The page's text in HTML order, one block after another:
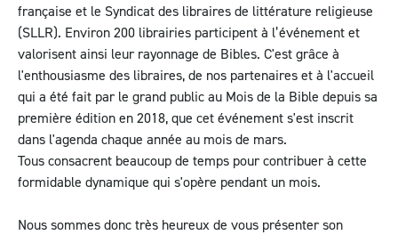
française et le Syndicat des libraires de littérature religieuse
(SLLR). Environ200 librairies participent à l’événement et
valorisent ainsi leur rayonnage de Bibles. C'est grâce à
l'enthousiasme des libraires, de nos partenaires et à l'accueil
qui a été fait par le grand public au Mois de la Bible depuis sa
première édition en 2018, que cet événement s'est inscrit
dans l'agenda chaque année au mois de mars.
Tous consacrent beaucoup de temps pour contribuer à cette
formidable dynamique qui s'opère pendant un mois.
Nous sommes donc très heureux de vous présenter son